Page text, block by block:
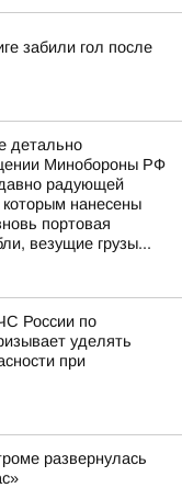
забили гол после
детально
Минобороны РФ
радующей
нанесены
портовая
везущие грузы...
России по
уделять
при
развернулась